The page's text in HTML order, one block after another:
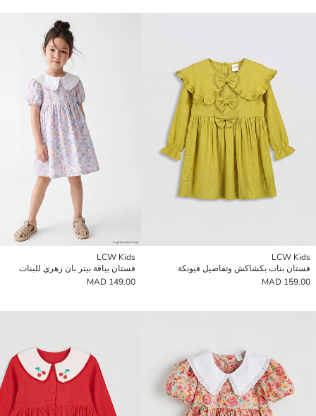
LCW Kids
فستان بنات بكشاكش وتفاصيل فيونكة
159.00 MAD
LCW Kids
فستان بياقة بيتر بان زهري للبنات
149.00 MAD